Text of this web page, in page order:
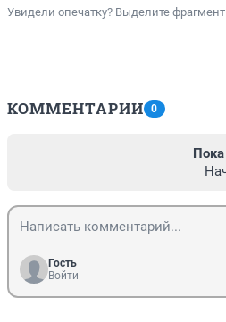
Увидели опечатку? Выделите
КОММЕНТАРИИ 0
Гость
Войти